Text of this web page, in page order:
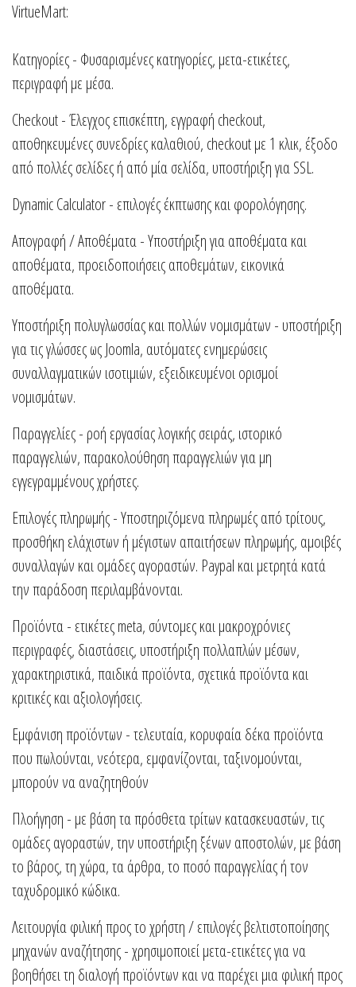
VirtueMart:
Κατηγορίες - Φυσαρισμένες κατηγορίες, μετα-ετικέτες,
περιγραφή με μέσα.
Checkout - Έλεγχος επισκέπτη, εγγραφή checkout,
αποθηκευμένες συνεδρίες καλαθιού, checkout με 1 κλικ, έξοδο
από πολλές σελίδες ή από μία σελίδα, υποστήριξη για SSL.
Dynamic Calculator - επιλογές έκπτωσης και φορολόγησης.
Απογραφή / Αποθέματα - Υποστήριξη για αποθέματα και
αποθέματα, προειδοποιήσεις αποθεμάτων, εικονικά
αποθέματα.
Υποστήριξη πολυγλωσσίας και πολλών νομισμάτων - υποστήριξη
για τις γλώσσες ως Joomla, αυτόματες ενημερώσεις
συναλλαγματικών ισοτιμιών, εξειδικευμένοι ορισμοί
νομισμάτων.
Παραγγελίες - ροή εργασίας λογικής σειράς, ιστορικό
παραγγελιών, παρακολούθηση παραγγελιών για μη
εγγεγραμμένους χρήστες.
Επιλογές πληρωμής - Υποστηριζόμενα πληρωμές από τρίτους,
προσθήκη ελάχιστων ή μέγιστων απαιτήσεων πληρωμής, αμοιβές
συναλλαγών και ομάδες αγοραστών. Paypal και μετρητά κατά
την παράδοση περιλαμβάνονται.
Προϊόντα - ετικέτες meta, σύντομες και μακροχρόνιες
περιγραφές, διαστάσεις, υποστήριξη πολλαπλών μέσων,
χαρακτηριστικά, παιδικά προϊόντα, σχετικά προϊόντα και
κριτικές και αξιολογήσεις.
Εμφάνιση προϊόντων - τελευταία, κορυφαία δέκα προϊόντα
που πωλούνται, νεότερα, εμφανίζονται, ταξινομούνται,
μπορούν να αναζητηθούν
Πλοήγηση - με βάση τα πρόσθετα τρίτων κατασκευαστών, τις
ομάδες αγοραστών, την υποστήριξη ξένων αποστολών, με βάση
το βάρος, τη χώρα, τα άρθρα, το ποσό παραγγελίας ή τον
ταχυδρομικό κώδικα.
Λειτουργία φιλική προς το χρήστη / επιλογές βελτιστοποίησης
μηχανών αναζήτησης - χρησιμοποιεί μετα-ετικέτες για να
βοηθήσει τη διαλογή προϊόντων και να παρέχει μια φιλική προς